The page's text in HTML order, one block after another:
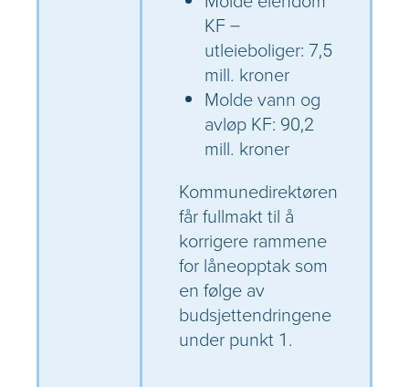
KF –
utleieboliger: 7,5
mill. kroner
Molde vann og
avløp KF: 90,2
mill. kroner
Kommunedirektøren
får fullmakt til å
korrigere rammene
for låneopptak som
en følge av
budsjettendringene
under punkt 1.